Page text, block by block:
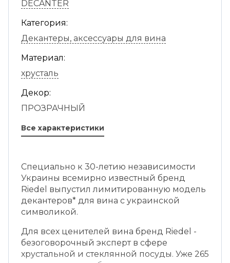
DECANTER
Категория:
Декантеры, аксессуары для вина
Материал:
хрусталь
Декор:
ПРОЗРАЧНЫЙ
Все характеристики
Специально к 30-летию независимости
Украины всемирно известный бренд
Riedel выпустил лимитированную модель
декантеров* для вина с украинской
символикой.
Для всех ценителей вина бренд Riedel -
безоговорочный эксперт в сфере
хрустальной и стеклянной посуды. Уже 265